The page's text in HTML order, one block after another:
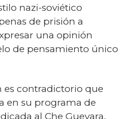
nazi-soviético
de prisión a
una opinión
de pensamiento único
es contradictorio que
en su programa de
al Che Guevara,